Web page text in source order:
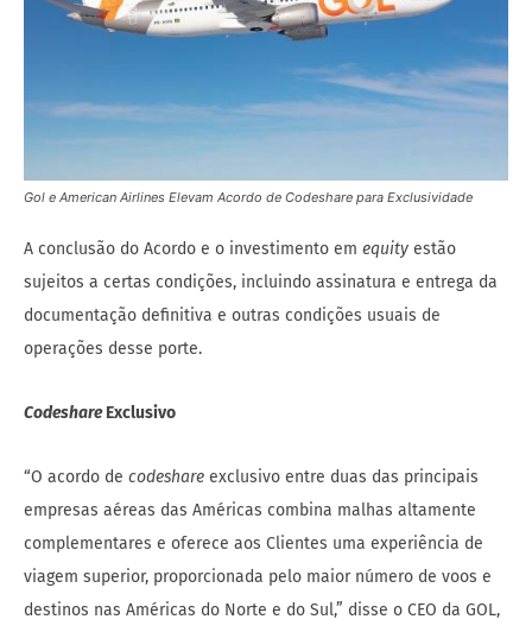
Gol e American Airlines Elevam Acordo de Codeshare para Exclusividade
A conclusão do Acordo e o investimento em equity estão
sujeitos a certas condições, incluindo assinatura e entrega da
documentação definitiva e outras condições usuais de
operações desse porte.
CodeshareExclusivo
“O acordo de codeshare exclusivo entre duas das principais
empresas aéreas das Américas combina malhas altamente
complementares e oferece aos Clientes uma experiência de
viagem superior, proporcionada pelo maior número de voos e
destinos nas Américas do Norte e do Sul,” disse o CEO da GOL,